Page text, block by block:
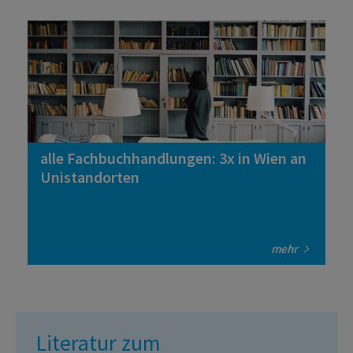
alle Fachbuchhandlungen: 3x in Wien an
Unistandorten
mehr
Literatur zum